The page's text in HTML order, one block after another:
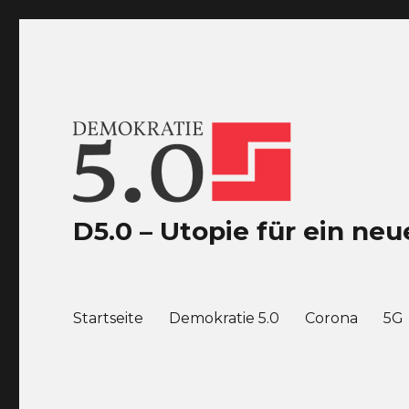
D5.0 – Utopie für ein
Startseite Demokratie 5.0 Corona 5G